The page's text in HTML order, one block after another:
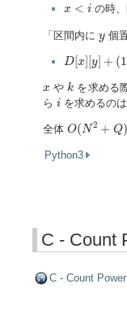
x < i の時
「区間内に y
y個
D[x][y] + (1
D[x ][y ]+ ( −
x
x や k
k を求める
ら i
iを求めるの
全体 O( N2 + Q)
O(N2+ )
Python3
C - Count
C - Count